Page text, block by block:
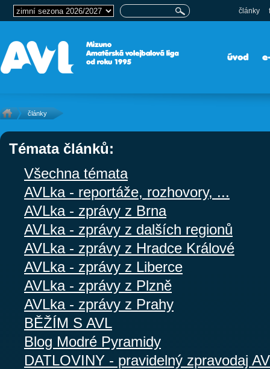
články
úvod
články
Témata článků:
Všechna témata
AVLka - reportáže, rozhovory, ...
AVLka - zprávy z Brna
AVLka - zprávy z dalších regionů
AVLka - zprávy z Hradce Králové
AVLka - zprávy z Liberce
AVLka - zprávy z Plzně
AVLka - zprávy z Prahy
BĚŽÍM S AVL
Blog Modré Pyramidy
DATLOVINY - pravidelný zpravodaj